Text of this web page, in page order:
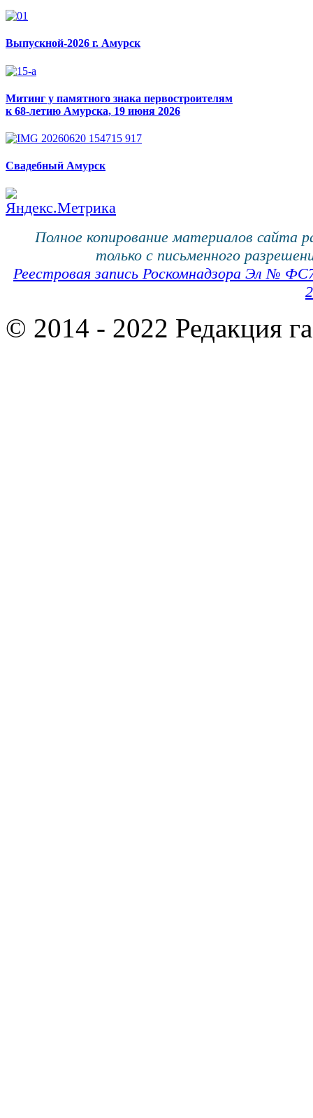
Выпускной-2026 г. Амурск
Митинг у памятного знака первостроителям
к 68-летию Амурска, 19 июня 2026
Свадебный Амурск
Полное копирование материалов сайта
только с письменного
Реестровая запись Роскомнадзора Эл №
© 2014 - 2022 Редакция